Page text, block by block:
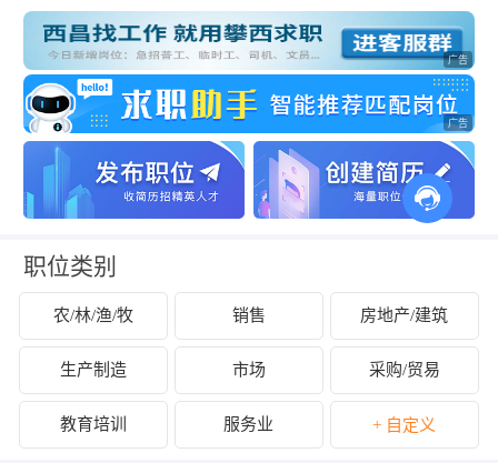
看详情！
网站服务器升级公告
网站升级公告
职位类别
农/林/渔/牧 销售 房地产/建筑
生产制造 市场 采购/贸易
教育培训 服务业 + 自定义